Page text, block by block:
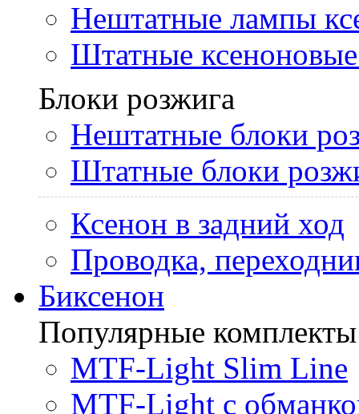
Нештатные лампы
Штатные
Блоки розжига
Нештатные блоки
Штатные блоки
Ксенон в задний ход
Проводка,
Биксенон
Популярные комплекты
MTF-Light Slim Line
MTF-Light с